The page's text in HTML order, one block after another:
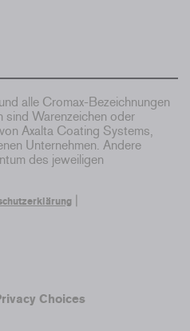
alle Cromax-Bezeichnungen
sind Warenzeichen oder
Axalta Coating Systems,
Unternehmen. Andere
des jeweiligen
Choices